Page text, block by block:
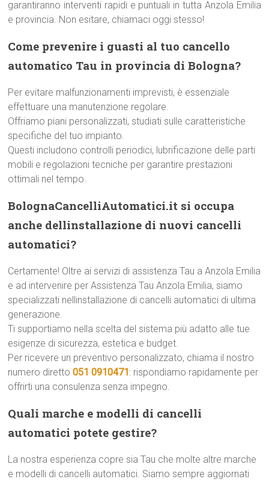
garantiranno interventi rapidi e puntuali in tutta Anzola Emilia
e provincia. Non esitare, chiamaci oggi stesso!
Come prevenire i guasti al tuo cancello
automatico Tau in provincia di Bologna?
Per evitare malfunzionamenti imprevisti, è essenziale
effettuare una manutenzione regolare.
Offriamo piani personalizzati, studiati sulle caratteristiche
specifiche del tuo impianto.
Questi includono controlli periodici, lubrificazione delle parti
mobili e regolazioni tecniche per garantire prestazioni
ottimali nel tempo.
BolognaCancelliAutomatici.it si occupa
anche dellinstallazione di nuovi cancelli
automatici?
Certamente! Oltre ai servizi di assistenza Tau a Anzola Emilia
e ad intervenire per Assistenza Tau Anzola Emilia, siamo
specializzati nellinstallazione di cancelli automatici di ultima
generazione.
Ti supportiamo nella scelta del sistema più adatto alle tue
esigenze di sicurezza, estetica e budget.
Per ricevere un preventivo personalizzato, chiama il nostro
numero diretto051 0910471: rispondiamo rapidamente per
offrirti una consulenza senza impegno.
Quali marche e modelli di cancelli
automatici potete gestire?
La nostra esperienza copre sia Tau che molte altre marche
e modelli di cancelli automatici. Siamo sempre aggiornati